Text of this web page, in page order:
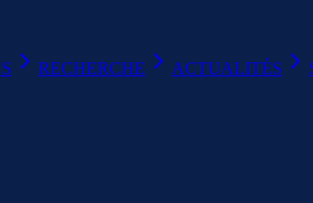
RECHERCHE ACTUALITÉS